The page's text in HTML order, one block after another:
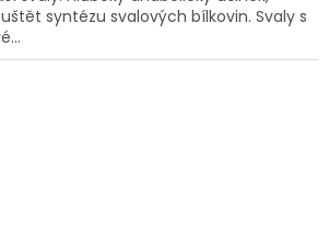
syntézu svalových bílkovin. Svaly s